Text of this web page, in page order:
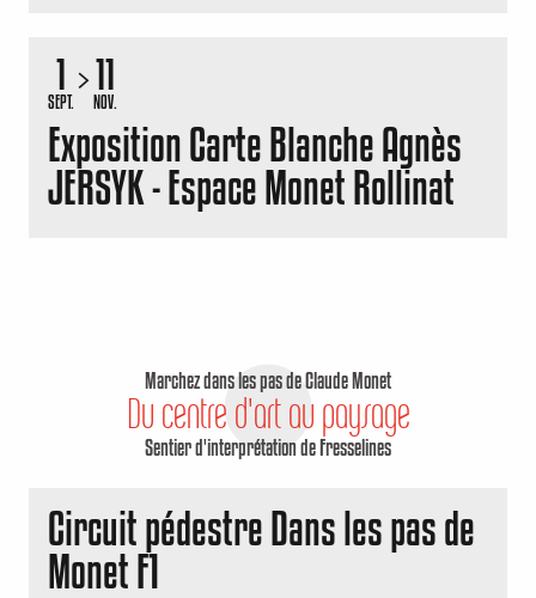
1
SEPT.
11
NOV.
Exposition Carte Blanche Agnès
JERSYK - Espace Monet Rollinat
Marchez dans les pas de Claude Monet
Du centre d'art au paysage
Sentier d'interprétation de Fresselines
Circuit pédestre Dans les pas de
Monet F1